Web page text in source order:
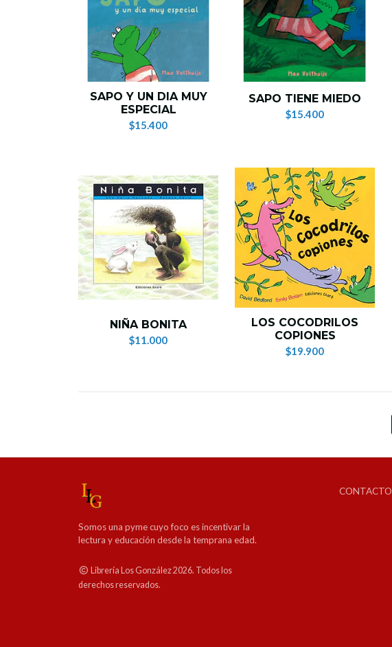
SAPO Y UN DIA MUY
ESPECIAL
$15.400
SAPO TIENE MIEDO
$15.400
NIÑA BONITA
$11.000
LOS COCODRILOS
COPIONES
$19.900
Somos una pyme cuyo foco es incentivar la
lectura y educación desde la temprana edad.
Librería Los González 2026. Todos los
derechos reservados.
CONTACTO